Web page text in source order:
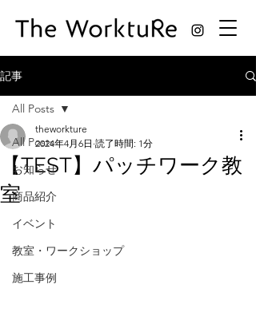
記事
All Posts
お知らせ
商品紹介
イベント
教室・ワークショップ
施工事例
All Posts
【TEST】パッチワーク教
室
theworkture
2024年4月6日 読了時間: 1分